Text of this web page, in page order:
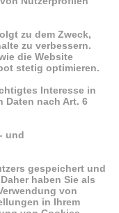
zu dem Zweck,
zu verbessern.
die Website
stetig optimieren.
Interesse in
Daten nach Art. 6
und
gespeichert und
haben Sie als
von
in Ihrem